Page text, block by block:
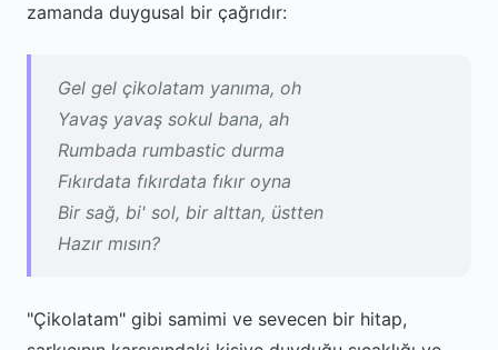
zamanda duygusal bir çağrıdır:
Gel gel çikolatam yanıma, oh
Yavaş yavaş sokul bana, ah
Rumbada rumbastic durma
Fıkırdata fıkırdata fıkır oyna
Bir sağ, bi' sol, bir alttan, üstten
Hazır mısın?
"Çikolatam" gibi samimi ve sevecen bir hitap,